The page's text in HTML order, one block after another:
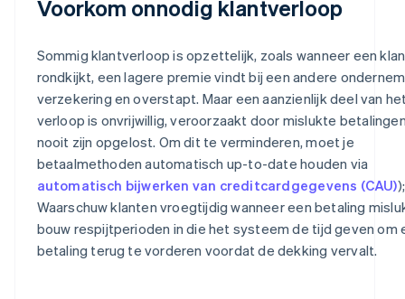
Voorkom onnodig klantverloop
Sommig klantverloop is opzettelijk, zoals wanneer een
rondkijkt, een lagere premie vindt bij een andere
verzekering en overstapt. Maar een aanzienlijk deel van
verloop is onvrijwillig, veroorzaakt door mislukte
nooit zijn opgelost. Om dit te verminderen, moet je
betaalmethoden automatisch up-to-date houden via
automatisch bijwerken van creditcardgegevens (CAU));
Waarschuw klanten vroegtijdig wanneer een betaling
bouw respijtperioden in die het systeem de tijd geven om
betaling terug te vorderen voordat de dekking vervalt.